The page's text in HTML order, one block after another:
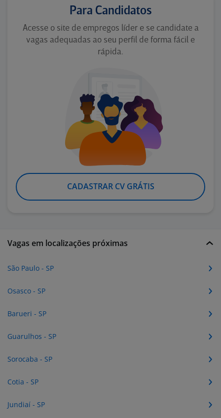
Para Candidatos
Acesse o site de empregos líder e se candidate a
vagas adequadas ao seu perfil de forma fácil e
rápida.
CADASTRAR CV GRÁTIS
Vagas em localizações próximas
São Paulo - SP
Osasco - SP
Barueri - SP
Guarulhos - SP
Sorocaba - SP
Cotia - SP
Jundiaí - SP